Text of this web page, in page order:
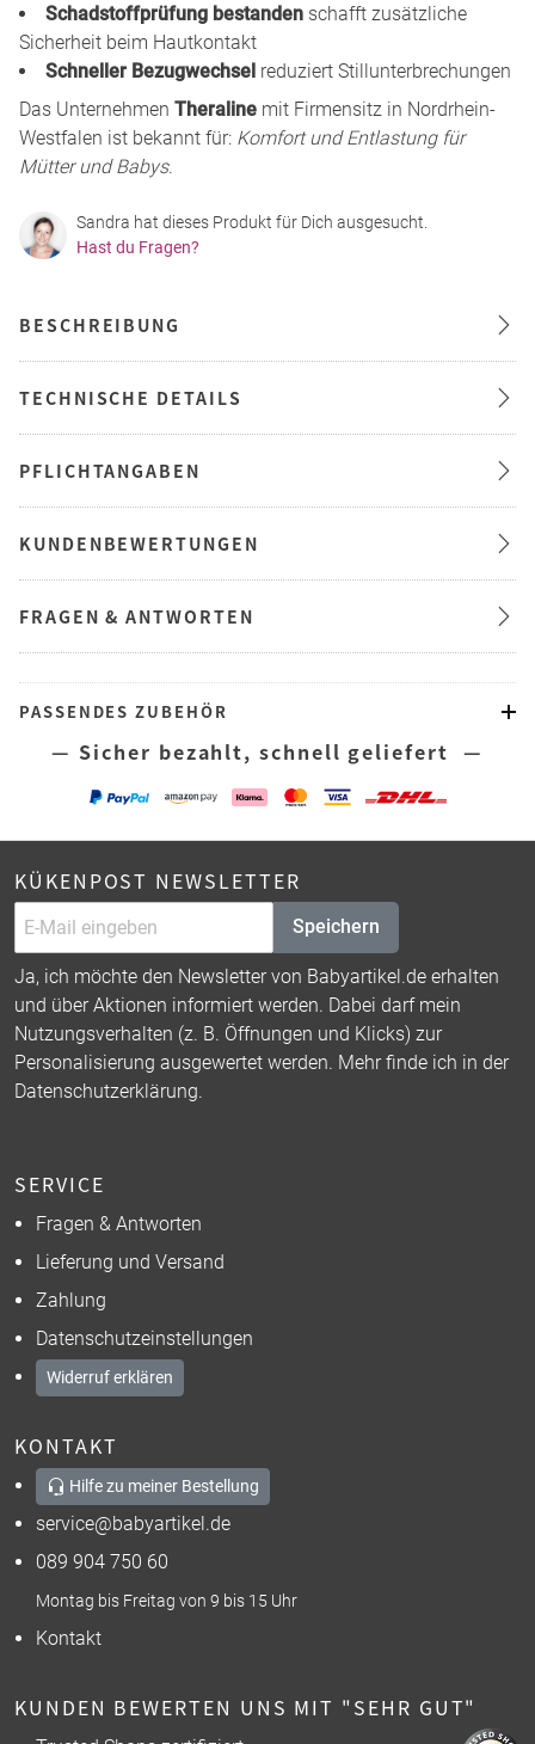
Schadstoffprüfung bestanden schafft zusätzliche
Sicherheit beim Hautkontakt
Schneller Bezugwechsel reduziert Stillunterbrechungen
Das Unternehmen Theraline mit Firmensitz in Nordrhein-
Westfalen ist bekannt für: Komfort und Entlastung für
Mütter und Babys.
Sandra hat dieses Produkt für Dich ausgesucht.
Hast du Fragen?
BESCHREIBUNG
TECHNISCHE DETAILS
PFLICHTANGABEN
KUNDENBEWERTUNGEN
FRAGEN & ANTWORTEN
PASSENDES ZUBEHÖR
— Sicher bezahlt, schnell geliefert —
KÜKENPOST NEWSLETTER
Speichern
Ja, ich möchte den Newsletter von Babyartikel.de erhalten
und über Aktionen informiert werden. Dabei darf mein
Nutzungsverhalten (z. B. Öffnungen und Klicks) zur
Personalisierung ausgewertet werden. Mehr finde ich in der
Datenschutzerklärung.
SERVICE
Fragen & Antworten
Lieferung und Versand
Zahlung
Datenschutzeinstellungen
Widerruf erklären
KONTAKT
Hilfe zu meiner Bestellung
service@babyartikel.de
089 904 750 60
Montag bis Freitag von 9 bis 15 Uhr
Kontakt
KUNDEN BEWERTEN UNS MIT "SEHR GUT"